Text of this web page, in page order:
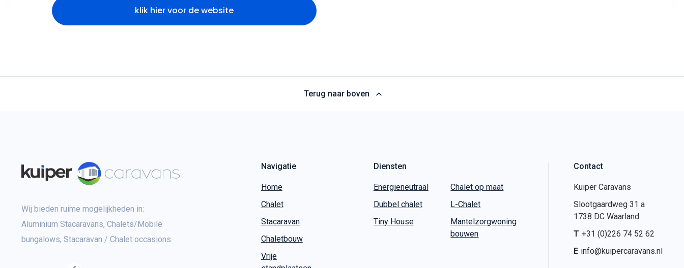
klik hier voor de website
Terug naar boven
Wij bieden ruime mogelijkheden in:
Aluminium Stacaravans, Chalets/Mobile
bungalows, Stacaravan / Chalet occasions.
Navigatie
Home
Chalet
Stacaravan
Chaletbouw
Vrije
Diensten
Energieneutraal
Chalet op maat
Dubbel chalet
L-Chalet
Tiny House
Mantelzorgwoning
bouwen
Contact
Kuiper Caravans
Slootgaardweg 31 a
1738 DC Waarland
T +31 (0)226 74 52 62
E info@kuipercaravans.nl